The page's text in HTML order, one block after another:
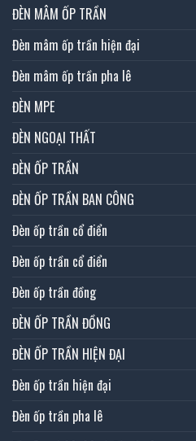
ĐÈN MÂM ỐP TRẦN
Đèn mâm ốp trần hiện đại
Đèn mâm ốp trần pha lê
ĐÈN MPE
ĐÈN NGOẠI THẤT
ĐÈN ỐP TRẦN
ĐÈN ỐP TRẦN BAN CÔNG
Đèn ốp trần cổ điển
Đèn ốp trần cổ điển
Đèn ốp trần đồng
ĐÈN ỐP TRẦN ĐỒNG
ĐÈN ỐP TRẦN HIỆN ĐẠI
Đèn ốp trần hiện đại
Đèn ốp trần pha lê